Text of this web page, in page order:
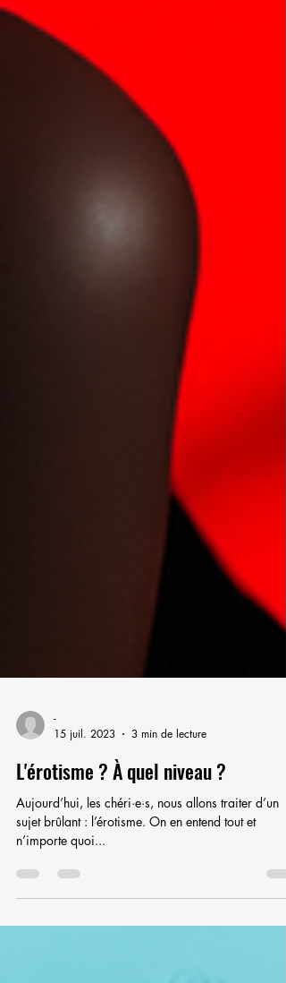
15 juil. 2023
3 min de lecture
L'érotisme ? À quel niveau ?
Aujourd’hui, les chéri·e·s, nous allons traiter d’un
n’importe quoi...